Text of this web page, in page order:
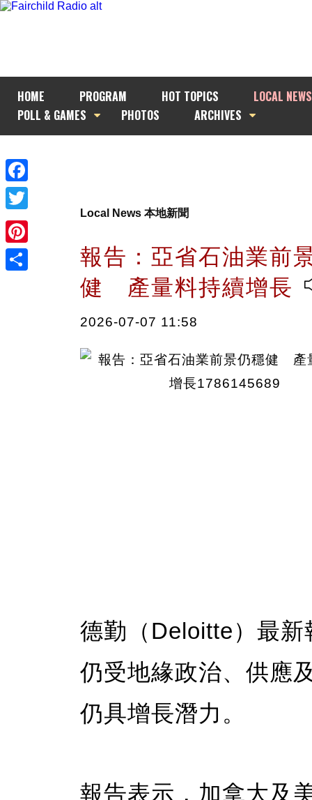
HOME PROGRAM HOT TOPICS
LOCAL NEWS
POLL & GAMES
PHOTOS ARCHIVES
Facebook
Twitter
Pinterest
Local News 本地新聞
報告：亞省石油業前
健 產量料持續增長
2026-07-07 11:58
德勤（Deloitte）最
仍受地緣政治、供應
仍具增長潛力。
報告表示，加拿大及